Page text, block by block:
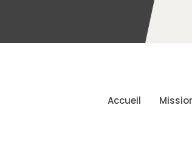
Accueil